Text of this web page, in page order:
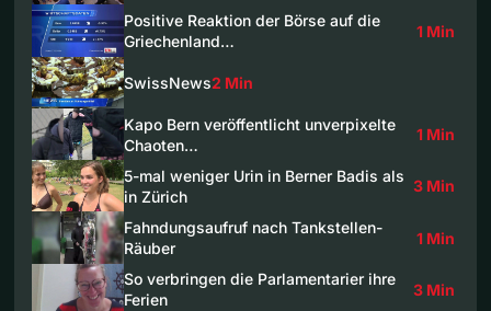
Positive Reaktion der Börse auf die
Griechenland…
1 Min
SwissNews2 Min
Kapo Bern veröffentlicht unverpixelte
Chaoten…
1 Min
5-mal weniger Urin in Berner Badis als
in Zürich
3 Min
Fahndungsaufruf nach Tankstellen-
Räuber
1 Min
So verbringen die Parlamentarier ihre
Ferien
3 Min